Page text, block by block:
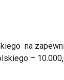
na
–